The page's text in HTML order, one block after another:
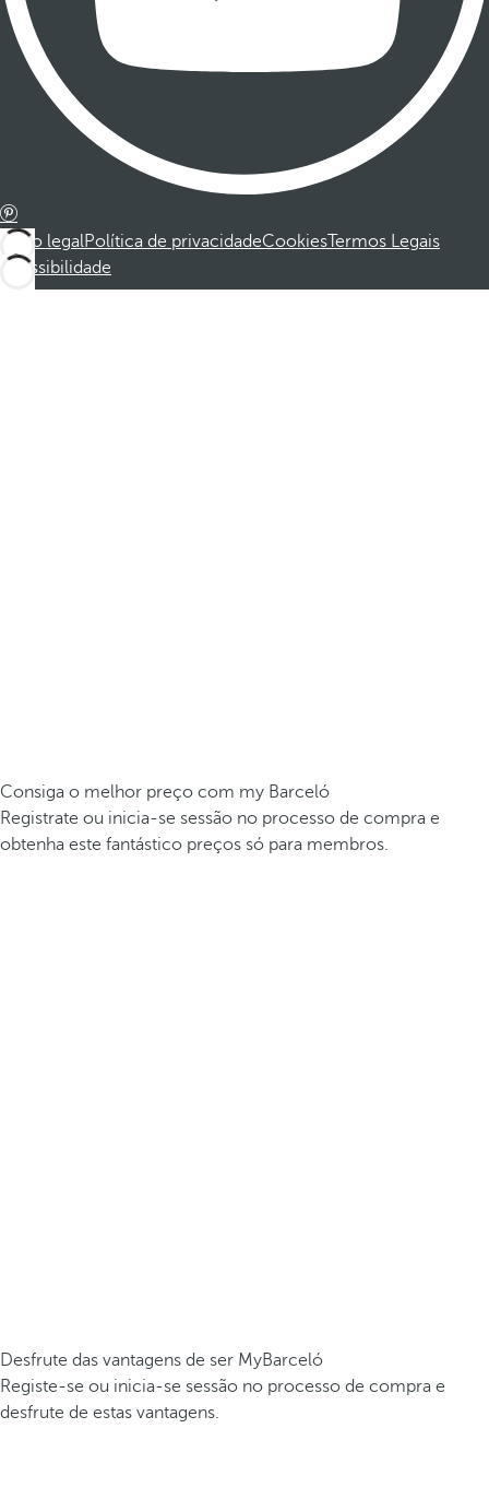
Aviso legalPolítica de privacidadeCookiesTermos Legais
Acessibilidade
Consiga o melhor preço com my Barceló
Registrate ou inicia-se sessão no processo de compra e
obtenha este fantástico preços só para membros.
Desfrute das vantagens de ser MyBarceló
Registe-se ou inicia-se sessão no processo de compra e
desfrute de estas vantagens.